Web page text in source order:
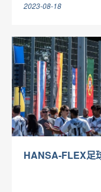
2023-08-18
HANSA-FLEX足